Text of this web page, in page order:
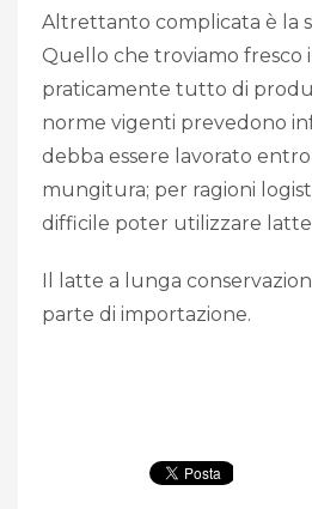
Altrettanto complicata è la
Quello che troviamo fresco
praticamente tutto di
norme vigenti prevedono
debba essere lavorato
mungitura; per ragioni
difficile poter utilizzare
Il latte a lunga
parte di importazione.